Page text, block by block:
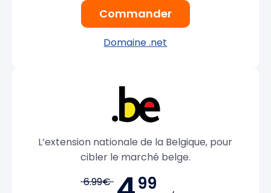
Commander
Domaine .net
L’extension nationale de la Belgique, pour
cibler le marché belge.
6.99€
99